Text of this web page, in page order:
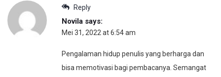
Reply
Novila says:
Mei 31, 2022 at 6:54 am
Pengalaman hidup penulis yang berharga dan
bisa memotivasi bagi pembacanya. Semangat